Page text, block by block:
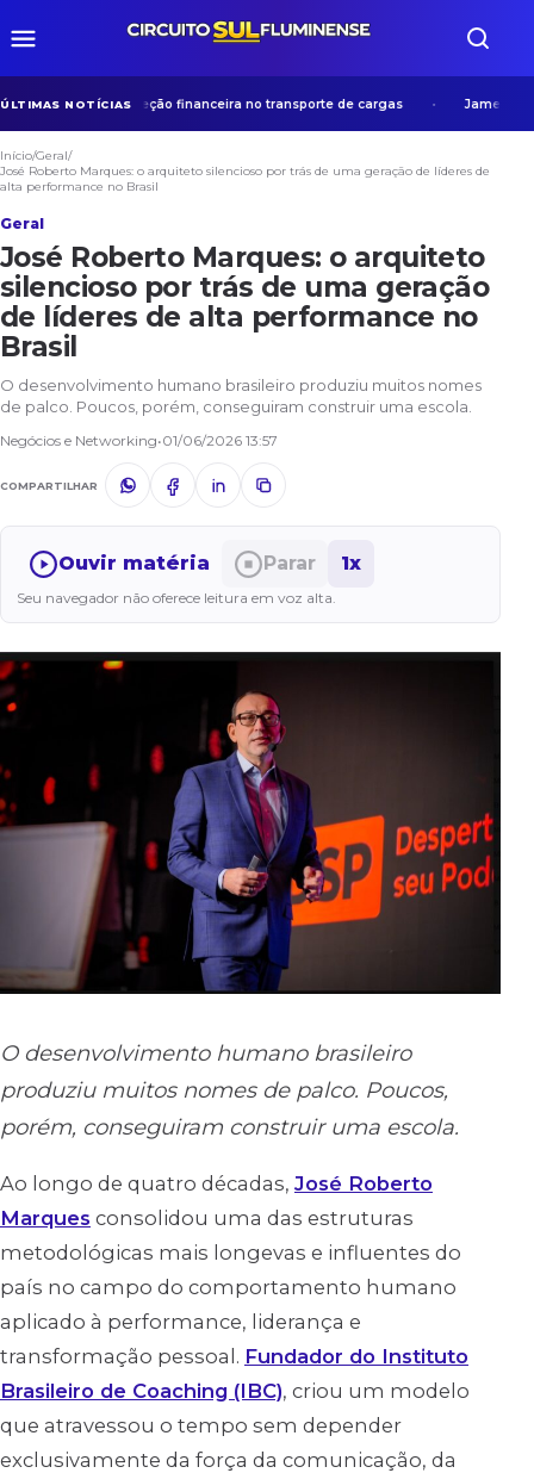
ÚLTIMAS NOTÍCIASem proteção financeira no transporte de cargas James
Início/Geral/
José Roberto Marques: o arquiteto silencioso por trás de uma geração de líderes de
alta performance no Brasil
Geral
José Roberto Marques: o arquiteto
silencioso por trás de uma geração
de líderes de alta performance no
Brasil
O desenvolvimento humano brasileiro produziu muitos nomes
de palco. Poucos, porém, conseguiram construir uma escola.
Negócios e Networking•01/06/2026 13:57
COMPARTILHAR
Ouvir matéria Parar 1x
Seu navegador não oferece leitura em voz alta.
O desenvolvimento humano brasileiro
produziu muitos nomes de palco. Poucos,
porém, conseguiram construir uma escola.
Ao longo de quatro décadas, José Roberto
Marques consolidou uma das estruturas
metodológicas mais longevas e influentes do
país no campo do comportamento humano
aplicado à performance, liderança e
transformação pessoal. Fundador do Instituto
Brasileiro de Coaching (IBC), criou um modelo
que atravessou o tempo sem depender
exclusivamente da força da comunicação, da